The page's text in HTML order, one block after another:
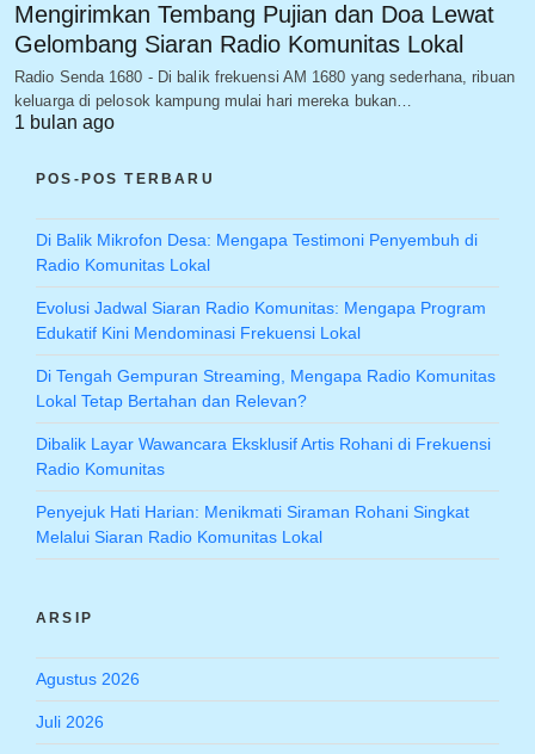
Mengirimkan Tembang Pujian dan Doa Lewat
Gelombang Siaran Radio Komunitas Lokal
Radio Senda 1680 - Di balik frekuensi AM 1680 yang sederhana, ribuan
keluarga di pelosok kampung mulai hari mereka bukan…
1 bulan ago
POS-POS TERBARU
Di Balik Mikrofon Desa: Mengapa Testimoni Penyembuh di
Radio Komunitas Lokal
Evolusi Jadwal Siaran Radio Komunitas: Mengapa Program
Edukatif Kini Mendominasi Frekuensi Lokal
Di Tengah Gempuran Streaming, Mengapa Radio Komunitas
Lokal Tetap Bertahan dan Relevan?
Dibalik Layar Wawancara Eksklusif Artis Rohani di Frekuensi
Radio Komunitas
Penyejuk Hati Harian: Menikmati Siraman Rohani Singkat
Melalui Siaran Radio Komunitas Lokal
ARSIP
Agustus 2026
Juli 2026